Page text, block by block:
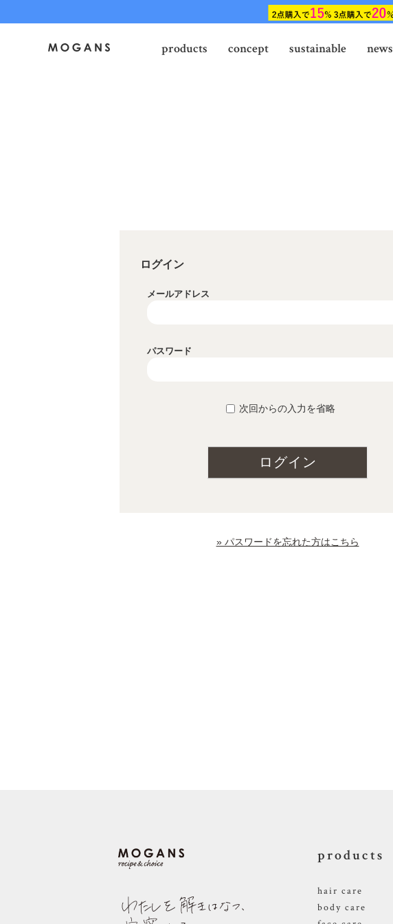
products concept sustainable news
ログイン
メールアドレス
パスワード
次回からの入力を省略
ログイン
» パスワードを忘れた方はこちら
products
hair care
body care